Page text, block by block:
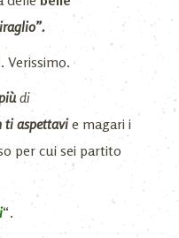
Verissimo.
di
ti aspettavie magari i
per cui sei partito
“.